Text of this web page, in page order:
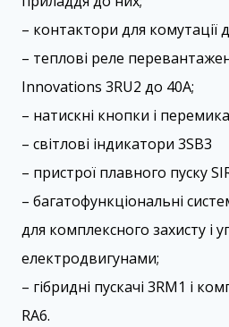
– контактори для комутації
– теплові реле
Innovations 3RU2 до 40А;
– натискні кнопки і
– світлові індикатори 3SB3
– пристрої плавного пуску
– багатофункціональні
для комплексного захисту і
електродвигунами;
– гібридні пускачі 3RM1 і
RA6.